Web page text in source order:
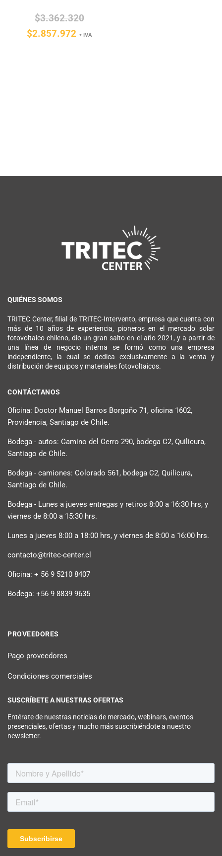
$3.362.320El
precio
$2.857.972El+ IVA
QUIÉNES SOMOS
TRITEC Center, filial de TRITEC-Intervento, empresa que cuenta con
más de 10 años de experiencia, pioneros en el mercado solar
fotovoltaico chileno, dio un gran salto en el año 2021, y a partir de
una línea de negocio interna se formó como una empresa
independiente, la cual se dedica exclusivamente a la venta y
distribución de equipos y materiales fotovoltaicos.
CONTÁCTANOS
Oficina: Doctor Manuel Barros Borgoño 71, oficina 1602,
Providencia, Santiago de Chile.
Bodega - autos: Camino del Cerro 290, bodega C2, Quilicura,
Santiago de Chile.
Bodega - camiones: Colorado 561, bodega C2, Quilicura,
Santiago de Chile.
Bodega - Lunes a jueves entregas y retiros 8:00 a 16:30 hrs, y
viernes de 8:00 a 15:30 hrs.
Lunes a jueves 8:00 a 18:00 hrs, y viernes de 8:00 a 16:00 hrs.
contacto@tritec-center.cl
Oficina: + 56 9 5210 8407
Bodega: +56 9 8839 9635
PROVEEDORES
Pago proveedores
Condiciones comerciales
SUSCRÍBETE A NUESTRAS OFERTAS
Entérate de nuestras noticias de mercado, webinars, eventos
presenciales, ofertas y mucho más suscribiéndote a nuestro
newsletter.